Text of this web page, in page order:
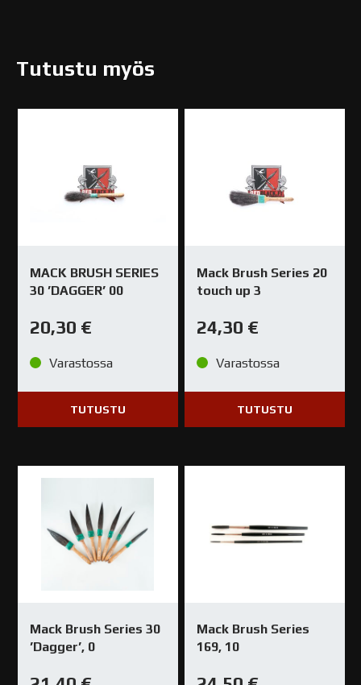
Tutustu myös
MACK BRUSH SERIES
30 ’DAGGER’ 00
20,30 €
Varastossa
TUTUSTU
Mack Brush Series 20
touch up 3
24,30 €
Varastossa
TUTUSTU
Mack Brush Series 30
’Dagger’, 0
Mack Brush Series
169, 10